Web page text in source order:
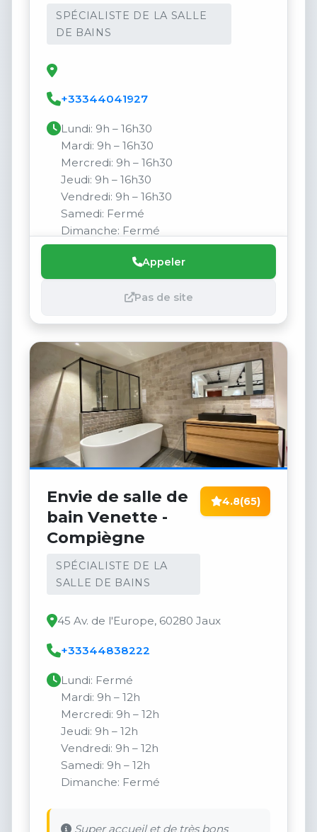
SPÉCIALISTE DE LA SALLE
DE BAINS
+33344041927
Lundi: 9h – 16h30
Mardi: 9h – 16h30
Mercredi: 9h – 16h30
Jeudi: 9h – 16h30
Vendredi: 9h – 16h30
Samedi: Fermé
Dimanche: Fermé
Appeler
Pas de site
Envie de salle de
bain Venette -
Compiègne
SPÉCIALISTE DE LA
SALLE DE BAINS
4.8(65)
45 Av. de l'Europe, 60280 Jaux
+33344838222
Lundi: Fermé
Mardi: 9h – 12h
Mercredi: 9h – 12h
Jeudi: 9h – 12h
Vendredi: 9h – 12h
Samedi: 9h – 12h
Dimanche: Fermé
Super accueil et de très bons